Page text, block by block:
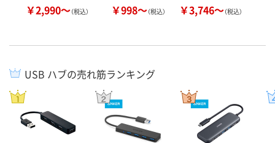
￥2,990～（税込） ￥998～（税込） ￥3,746～（税込）
USB ハブの売れ筋ランキング